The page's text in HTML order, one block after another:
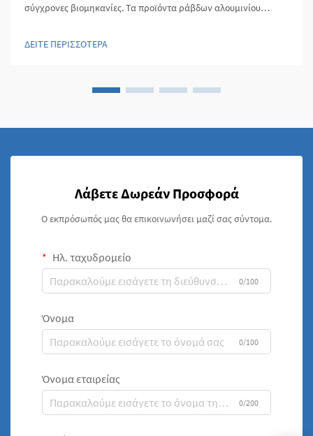
σύγχρονες βιομηκανίες. Τα προϊόντα ράβδων αλουμινίου
ανθεκτικότητας στη διάβρωση. Αυτά τα προϊόντα προσφέρουν
ΔΕΙΤΕ ΠΕΡΙΣΣΟΤΕΡΑ
Λάβετε Δωρεάν Προσφορά
Ο εκπρόσωπός μας θα επικοινωνήσει μαζί σας σύντομα.
Ηλ. ταχυδρομείο
0/100
Όνομα
0/100
Όνομα εταιρείας
0/200